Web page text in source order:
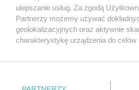
ulepszanie usług. Za zgodą
Partnerzy możemy używać
geolokalizacyjnych oraz aktywnie
charakterystykę urządzenia do celów
zmienić/wycofać klikając przycisk